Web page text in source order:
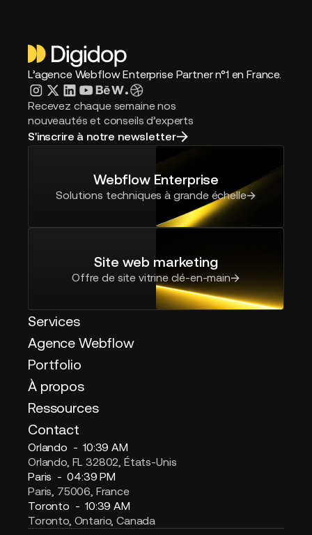
L’agence Webflow Enterprise Partner n°1 en France.
Recevez chaque semaine nos
nouveautés et conseils d’experts
S'inscrire à notre newsletter
Webflow Enterprise
Solutions techniques à grande échelle
Site web marketing
Offre de site vitrine clé-en-main
Services
Agence Webflow
Portfolio
À propos
Ressources
Contact
Orlando -10:39 AM
Orlando, FL 32802, États-Unis
Paris -04:39 PM
Paris, 75006, France
Toronto -10:39 AM
Toronto, Ontario, Canada